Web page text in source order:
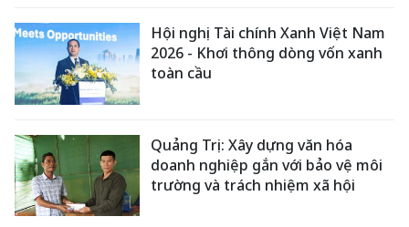
Hội nghị Tài chính Xanh Việt Nam
2026 - Khơi thông dòng vốn xanh
toàn cầu
Quảng Trị: Xây dựng văn hóa
doanh nghiệp gắn với bảo vệ môi
trường và trách nhiệm xã hội